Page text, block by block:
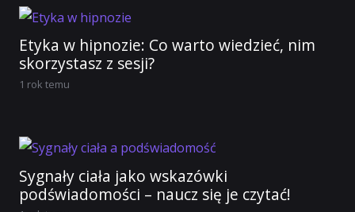
Etyka w hipnozie: Co warto wiedzieć, nim
skorzystasz z sesji?
1 rok temu
Sygnały ciała jako wskazówki
podświadomości – naucz się je czytać!